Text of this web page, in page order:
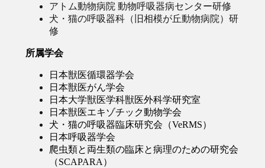
アトム動物病院 動物呼吸器病センター研修
犬・猫の呼吸器科（旧相模が丘動物病院）研
修
所属学会
日本獣医循環器学会
日本獣医がん学会
日本大学獣医学科獣医外科学研究室
日本獣医エキゾチック動物学会
犬・猫の呼吸器臨床研究会（VeRMS）
日本呼吸器学会
爬虫類と両生類の臨床と病理のための研究会
（SCAPARA）